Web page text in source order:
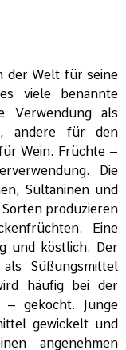
der Welt für seine
viele benannte
Verwendung als
andere für den
Wein. Früchte –
Die
Sultaninen und
produzieren
Eine
und köstlich. Der
Süßungsmittel
häufig bei der
– gekocht. Junge
gewickelt und
angenehmen